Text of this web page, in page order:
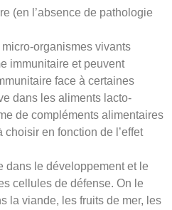
(en l’absence de pathologie
organismes vivants
immunitaire et peuvent
face à certaines
dans les aliments lacto-
de compléments alimentaires
choisir en fonction de l’effet
dans le développement et le
cellules de défense. On le
la viande, les fruits de mer, les